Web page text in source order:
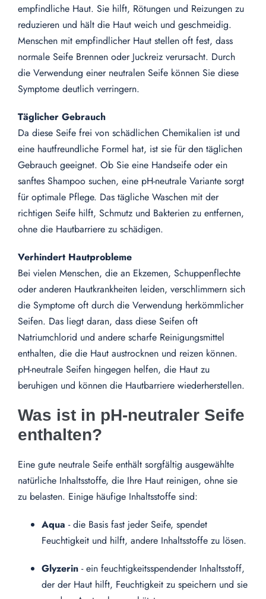
empfindliche Haut. Sie hilft, Rötungen und Reizungen zu
reduzieren und hält die Haut weich und geschmeidig.
Menschen mit empfindlicher Haut stellen oft fest, dass
normale Seife Brennen oder Juckreiz verursacht. Durch
die Verwendung einer neutralen Seife können Sie diese
Symptome deutlich verringern.
Täglicher Gebrauch
Da diese Seife frei von schädlichen Chemikalien ist und
eine hautfreundliche Formel hat, ist sie für den täglichen
Gebrauch geeignet. Ob Sie eine Handseife oder ein
sanftes Shampoo suchen, eine pH-neutrale Variante sorgt
für optimale Pflege. Das tägliche Waschen mit der
richtigen Seife hilft, Schmutz und Bakterien zu entfernen,
ohne die Hautbarriere zu schädigen.
Verhindert Hautprobleme
Bei vielen Menschen, die an Ekzemen, Schuppenflechte
oder anderen Hautkrankheiten leiden, verschlimmern sich
die Symptome oft durch die Verwendung herkömmlicher
Seifen. Das liegt daran, dass diese Seifen oft
Natriumchlorid und andere scharfe Reinigungsmittel
enthalten, die die Haut austrocknen und reizen können.
pH-neutrale Seifen hingegen helfen, die Haut zu
beruhigen und können die Hautbarriere wiederherstellen.
Was ist in pH-neutraler Seife
enthalten?
Eine gute neutrale Seife enthält sorgfältig ausgewählte
natürliche Inhaltsstoffe, die Ihre Haut reinigen, ohne sie
zu belasten. Einige häufige Inhaltsstoffe sind:
Aqua - die Basis fast jeder Seife, spendet
Feuchtigkeit und hilft, andere Inhaltsstoffe zu lösen.
Glyzerin - ein feuchtigkeitsspendender Inhaltsstoff,
der der Haut hilft, Feuchtigkeit zu speichern und sie